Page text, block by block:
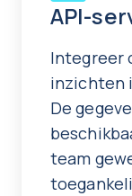
API-
Integreer
inzichten
De
team